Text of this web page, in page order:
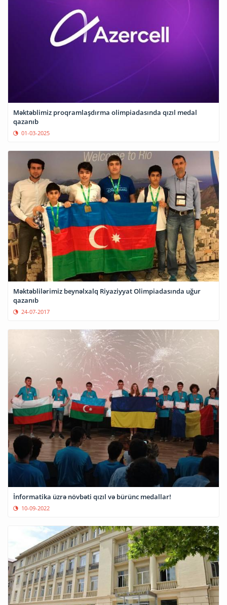
Məktəblimiz proqramlaşdırma olimpiadasında qızıl medal
qazanıb
01-03-2025
Məktəblilərimiz beynəlxalq Riyaziyyat Olimpiadasında uğur
qazanıb
24-07-2017
İnformatika üzrə növbəti qızıl və bürünc medallar!
10-09-2022